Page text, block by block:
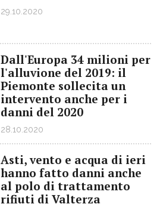
29.10.2020
Dall'Europa 34 milioni per
l'alluvione del 2019: il
Piemonte sollecita un
intervento anche per i
danni del 2020
28.10.2020
Asti, vento e acqua di ieri
hanno fatto danni anche
al polo di trattamento
rifiuti di Valterza